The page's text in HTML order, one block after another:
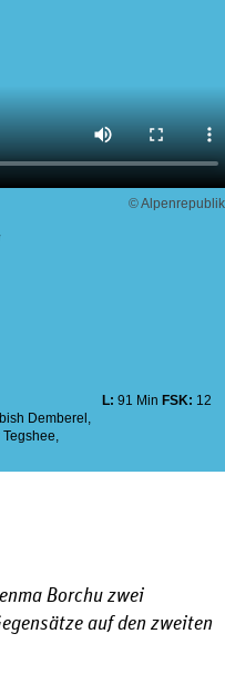
© Alpenrepublik
L: 91 Min FSK: 12
Demberel ,
Tegshee,
Borchu zwei
auf den zweiten